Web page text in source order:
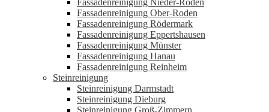
Fassadenreinigung Nieder-Roden
Fassadenreinigung Ober-Roden
Fassadenreinigung Rödermark
Fassadenreinigung Eppertshausen
Fassadenreinigung Münster
Fassadenreinigung Hanau
Fassadenreinigung Reinheim
Steinreinigung
Steinreinigung Darmstadt
Steinreinigung Dieburg
Steinreinigung Groß-Zimmern